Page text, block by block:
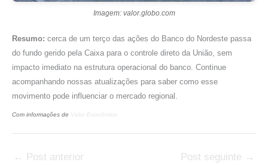
Imagem: valor.globo.com
Resumo: cerca de um terço das ações do Banco do Nordeste passa
do fundo gerido pela Caixa para o controle direto da União, sem
impacto imediato na estrutura operacional do banco. Continue
acompanhando nossas atualizações para saber como esse
movimento pode influenciar o mercado regional.
Com informações de Valor Econômico
← Post anterior Post seguinte →